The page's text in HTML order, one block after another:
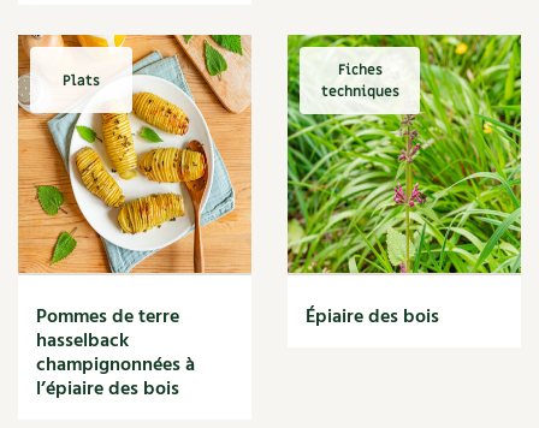
Moutarde
Multiplication
Muret
Muscade
Musique
Narcisse
Nature
Nettoyage
Nichoir
Noisette
Noix
Plats
Pommes de terre
hasselback
champignonnées à
l’épiaire des bois
Fiches
techniques
Épiaire des bois